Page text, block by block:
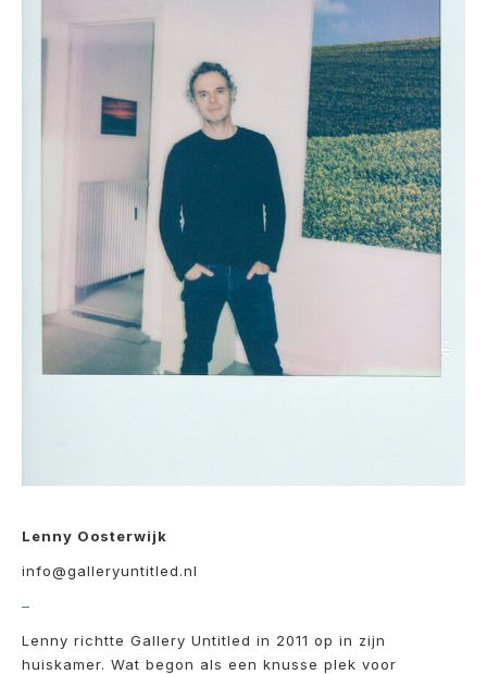
Lenny Oosterwijk
info@galleryuntitled.nl
–
Lenny richtte Gallery Untitled in 2011 op in zijn
huiskamer. Wat begon als een knusse plek voor